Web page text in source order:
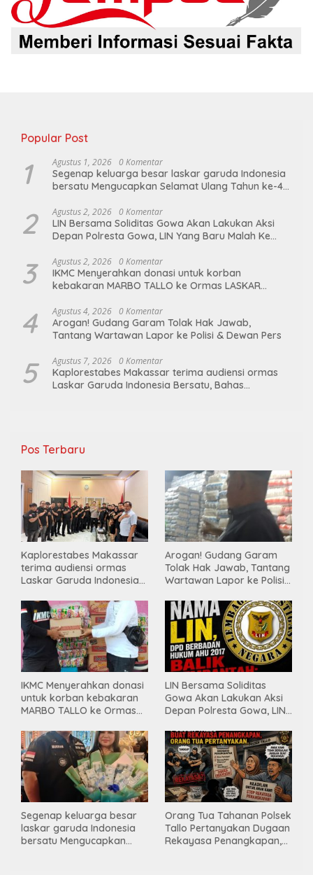
Popular Post
1 Agustus 1, 2026 0 Komentar
Segenap keluarga besar laskar garuda Indonesia
bersatu Mengucapkan Selamat Ulang Tahun ke-44
2 Agustus 2, 2026 0 Komentar
LIN Bersama Soliditas Gowa Akan Lakukan Aksi
Depan Polresta Gowa, LIN Yang Baru Malah Ke
3 Agustus 2, 2026 0 Komentar
IKMC Menyerahkan donasi untuk korban
kebakaran MARBO TALLO ke Ormas LASKAR
4 Agustus 4, 2026 0 Komentar
Arogan! Gudang Garam Tolak Hak Jawab,
Tantang Wartawan Lapor ke Polisi & Dewan Pers
5 Agustus 7, 2026 0 Komentar
Kaplorestabes Makassar terima audiensi ormas
Laskar Garuda Indonesia Bersatu, Bahas
Pos Terbaru
Kaplorestabes Makassar
terima audiensi ormas
Laskar Garuda Indonesia
hingga kegiatan sosial.
Arogan! Gudang Garam
Tolak Hak Jawab, Tantang
Wartawan Lapor ke Polisi
IKMC Menyerahkan donasi
untuk korban kebakaran
MARBO TALLO ke Ormas
INDONESIA BERSATU
LIN Bersama Soliditas
Gowa Akan Lakukan Aksi
Depan Polresta Gowa, LIN
Ge’eran Nama
Lembaganya Di Catut
Segenap keluarga besar
laskar garuda Indonesia
bersatu Mengucapkan
Orang Tua Tahanan Polsek
Tallo Pertanyakan Dugaan
Rekayasa Penangkapan,